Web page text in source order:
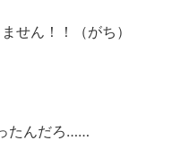
せん！！（がち）
たんだろ……